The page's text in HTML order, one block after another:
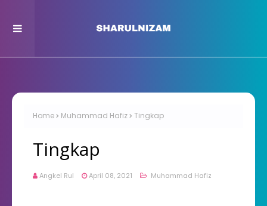
Home Muhammad Hafiz Tingkap
Tingkap
Angkel Rul April 08, 2021 Muhammad Hafiz